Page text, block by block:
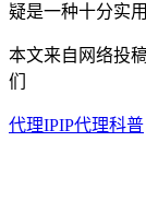
疑是一种十分实
本文来自网络投
们
代理IPIP代理科普